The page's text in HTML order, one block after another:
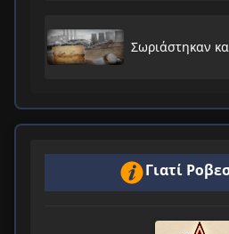
Σωριάστηκαν
Γιατί